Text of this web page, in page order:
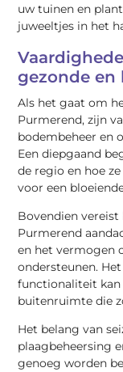
uw tuinen en
juweeltjes in het
gezonde en
Als het gaat om
Purmerend, zijn
bodembeheer en
Een diepgaand
de regio en hoe
voor een
Bovendien
Purmerend
en het vermogen
ondersteunen.
functionaliteit kan
buitenruimte die
Het belang van
plaagbeheersing
genoeg worden